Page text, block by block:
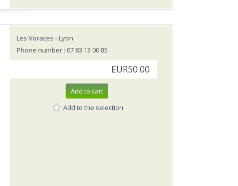
Les Voraces - Lyon
Phone number : 07 83 13 00 85
EUR50.00
Add to cart
Add to the selection